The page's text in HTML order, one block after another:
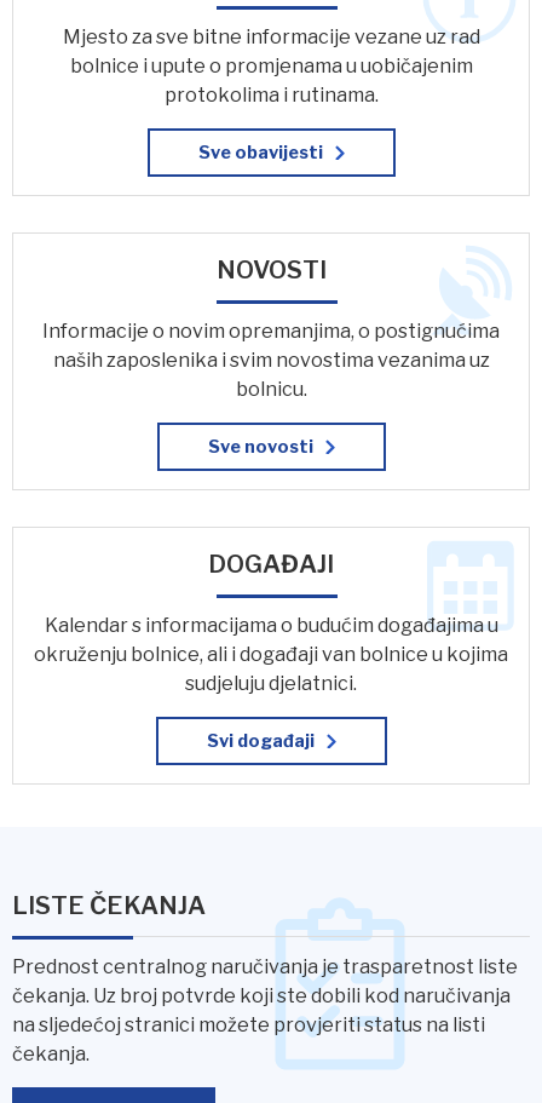
Mjesto za sve bitne informacije vezane uz rad
bolnice i upute o promjenama u uobičajenim
protokolima i rutinama.
Sve obavijesti
NOVOSTI
Informacije o novim opremanjima, o postignućima
naših zaposlenika i svim novostima vezanima uz
bolnicu.
Sve novosti
DOGAĐAJI
Kalendar s informacijama o budućim događajima u
okruženju bolnice, ali i događaji van bolnice u kojima
sudjeluju djelatnici.
Svi događaji
LISTE ČEKANJA
Prednost centralnog naručivanja je trasparetnost liste
čekanja. Uz broj potvrde koji ste dobili kod naručivanja
na sljedećoj stranici možete provjeriti status na listi
čekanja.